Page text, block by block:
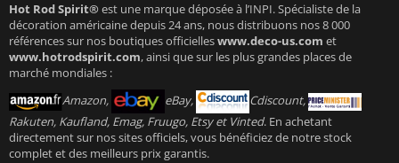
Hot Rod Spirit®est une marque déposée à l’INPI. Spécialiste de la
décoration américaine depuis 24 ans, nous distribuons nos 8 000
références sur nos boutiques officielleswww.deco-us.com et
www.hotrodspirit.com, ainsi que sur les plus grandes places de
marché mondiales :
Amazon,
eBay,
Cdiscount,
Rakuten, Kaufland, Emag, Fruugo, Etsy et Vinted. En achetant
directement sur nos sites officiels, vous bénéficiez de notre stock
complet et des meilleurs prix garantis.